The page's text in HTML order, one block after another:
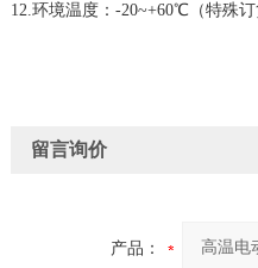
12.环境温度：-20~+60℃（特殊订
留言询价
产品：